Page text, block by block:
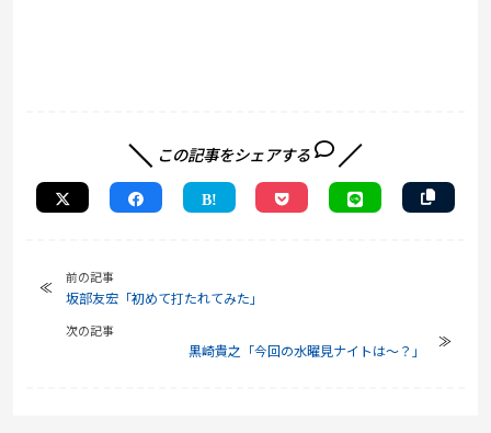
この記事をシェアする
前の記事
坂部友宏「初めて打たれてみた」
次の記事
黒崎貴之「今回の水曜見ナイトは～？」